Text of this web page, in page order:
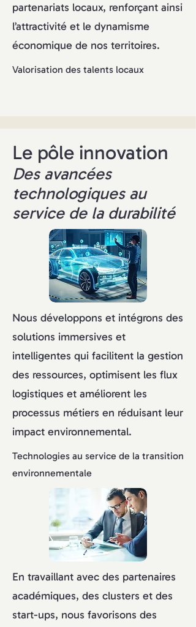
partenariats locaux, renforçant ainsi
l’attractivité et le dynamisme
économique de nos territoires.
Valorisation des talents locaux
Le pôle innovation
Des avancées
technologiques au
service de la durabilité
Nous développons et intégrons des
solutions immersives et
intelligentes qui facilitent la gestion
des ressources, optimisent les flux
logistiques et améliorent les
processus métiers en réduisant leur
impact environnemental.
Technologies au service de la transition
environnementale
En travaillant avec des partenaires
académiques, des clusters et des
start-ups, nous favorisons des